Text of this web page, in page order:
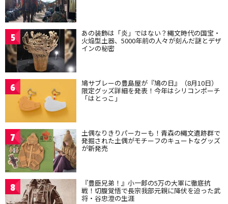
5 あの装飾は「炎」ではない？縄文時代の国宝・
火焔型土器、5000年前の人々が刻んだ謎とデザ
インの秘密
6 鳩サブレーの豊島屋が『鳩の日』（8月10日）
限定グッズ詳細を発表！今年はシリコンポーチ
「はとっこ」
7 土偶なりきりパーカーも！青森の縄文遺跡群で
発掘された土偶がモチーフのキュートなグッズ
が新発売
8 『豊臣兄弟！』小一郎の5万の大軍に徹底抗
戦！切腹覚悟で長宗我部元親に降伏を迫った武
将・谷忠澄の生涯